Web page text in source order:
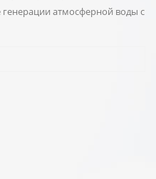
атмосферной воды с